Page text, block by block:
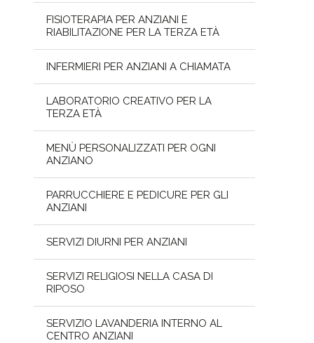
FISIOTERAPIA PER ANZIANI E
RIABILITAZIONE PER LA TERZA ETÀ
INFERMIERI PER ANZIANI A CHIAMATA
LABORATORIO CREATIVO PER LA
TERZA ETÀ
MENÙ PERSONALIZZATI PER OGNI
ANZIANO
PARRUCCHIERE E PEDICURE PER GLI
ANZIANI
SERVIZI DIURNI PER ANZIANI
SERVIZI RELIGIOSI NELLA CASA DI
RIPOSO
SERVIZIO LAVANDERIA INTERNO AL
CENTRO ANZIANI